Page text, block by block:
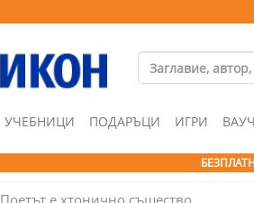
УЧЕБНИЦИ ПОДАРЪЦИ ИГРИ
Поетът е хтонично същество